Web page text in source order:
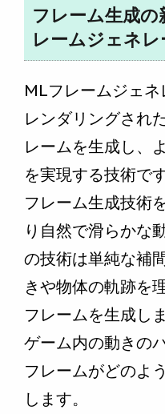
フレーム生成の
レームジェネレ
MLフレームジェ
レンダリングされ
レームを生成し、
を実現する技術で
フレーム生成技術
り自然で滑らかな
の技術は単純な補
きや物体の軌跡を
フレームを生成し
ゲーム内の動きの
フレームがどのよ
します。